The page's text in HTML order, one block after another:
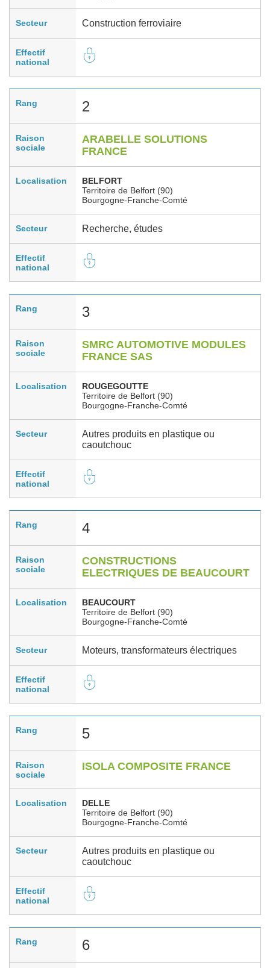
Secteur Construction ferroviaire
Effectif
national
Rang 2
Raison
sociale
ARABELLE SOLUTIONS
FRANCE
Localisation
BELFORT
Territoire de Belfort (90)
Bourgogne-Franche-Comté
Secteur Recherche, études
Effectif
national
Rang 3
Raison
sociale
SMRC AUTOMOTIVE MODULES
FRANCE SAS
Localisation
ROUGEGOUTTE
Territoire de Belfort (90)
Bourgogne-Franche-Comté
Secteur
Autres produits en plastique ou
caoutchouc
Effectif
national
Rang 4
Raison
sociale
CONSTRUCTIONS
ELECTRIQUES DE BEAUCOURT
Localisation
BEAUCOURT
Territoire de Belfort (90)
Bourgogne-Franche-Comté
Secteur Moteurs, transformateurs électriques
Effectif
national
Rang 5
Raison
sociale
ISOLA COMPOSITE FRANCE
Localisation
DELLE
Territoire de Belfort (90)
Bourgogne-Franche-Comté
Secteur
Autres produits en plastique ou
caoutchouc
Effectif
national
Rang 6